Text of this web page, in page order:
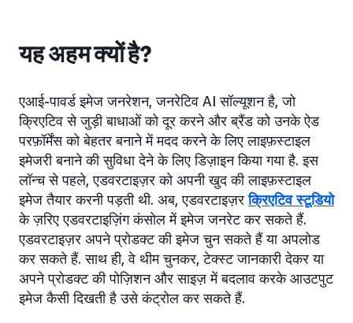
यह अहम क्यों है?
एआई-पावर्ड इमेज जनरेशन, जनरेटिव AI सॉल्यूशन है, जो
क्रिएटिव से जुड़ी बाधाओं को दूर करने और ब्रैंड को उनके ऐड
परफ़ॉर्मेंस को बेहतर बनाने में मदद करने के लिए लाइफ़स्टाइल
इमेजरी बनाने की सुविधा देने के लिए डिज़ाइन किया गया है. इस
लॉन्च से पहले, एडवरटाइज़र को अपनी खुद की लाइफ़स्टाइल
इमेज तैयार करनी पड़ती थी. अब, एडवरटाइज़रक्रिएटिव स्टूडियो
के ज़रिए एडवरटाइज़िंग कंसोल में इमेज जनरेट कर सकते हैं.
एडवरटाइज़र अपने प्रोडक्ट की इमेज चुन सकते हैं या अपलोड
कर सकते हैं. साथ ही, वे थीम चुनकर, टेक्स्ट जानकारी देकर या
अपने प्रोडक्ट की पोज़िशन और साइज़ में बदलाव करके आउटपुट
इमेज कैसी दिखती है उसे कंट्रोल कर सकते हैं.